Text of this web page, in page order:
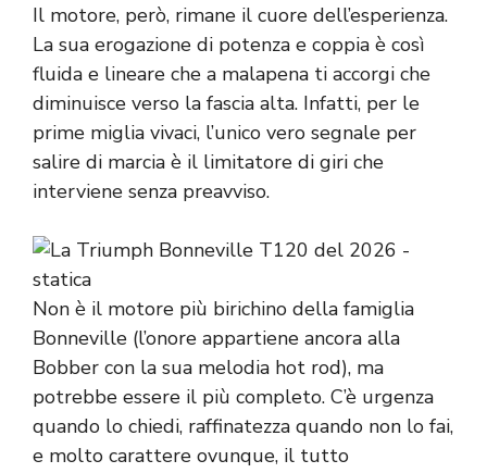
Il motore, però, rimane il cuore dell’esperienza.
La sua erogazione di potenza e coppia è così
fluida e lineare che a malapena ti accorgi che
diminuisce verso la fascia alta. Infatti, per le
prime miglia vivaci, l’unico vero segnale per
salire di marcia è il limitatore di giri che
interviene senza preavviso.
Non è il motore più birichino della famiglia
Bonneville (l’onore appartiene ancora alla
Bobber con la sua melodia hot rod), ma
potrebbe essere il più completo. C’è urgenza
quando lo chiedi, raffinatezza quando non lo fai,
e molto carattere ovunque, il tutto